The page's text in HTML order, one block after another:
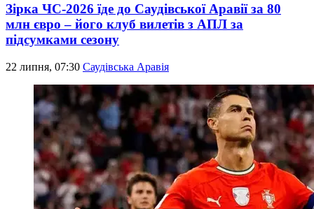
Зірка ЧС-2026 їде до Саудівської Аравії за 80
млн євро – його клуб вилетів з АПЛ за
підсумками сезону
22 липня, 07:30 Саудівська Аравія